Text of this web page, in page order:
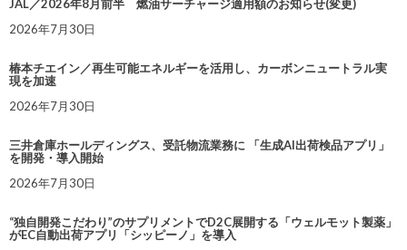
JAL／2026年8月前半 燃油サーチャージ適用額のお知らせ(変更)
2026年7月30日
椿本チエイン／再生可能エネルギーを活用し、カーボンニュートラル実
現を加速
2026年7月30日
三井倉庫ホールディングス、受託物流業務に 「生成AI出荷検品アプリ」
を開発・導入開始
2026年7月30日
“独自開発こだわり”のサプリメントでD2C展開する「ウェルモット製薬」
がEC自動出荷アプリ「シッピーノ」を導入